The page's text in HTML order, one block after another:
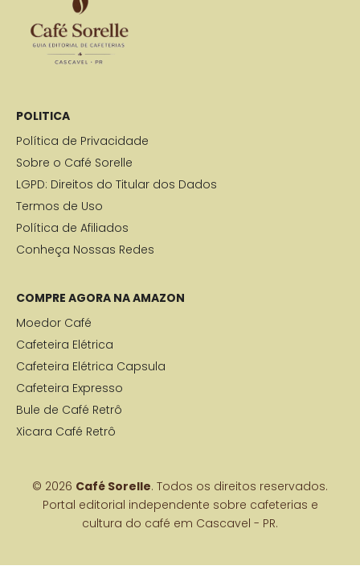
POLITICA
Política de Privacidade
Sobre o Café Sorelle
LGPD: Direitos do Titular dos Dados
Termos de Uso
Política de Afiliados
Conheça Nossas Redes
COMPRE AGORA NA AMAZON
Moedor Café
Cafeteira Elétrica
Cafeteira Elétrica Capsula
Cafeteira Expresso
Bule de Café Retrô
Xicara Café Retrô
© 2026 Café Sorelle. Todos os direitos reservados.
Portal editorial independente sobre cafeterias e
cultura do café em Cascavel - PR.